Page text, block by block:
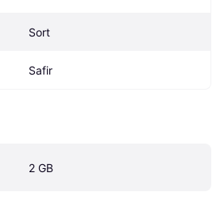
Sort
Safir
2 GB